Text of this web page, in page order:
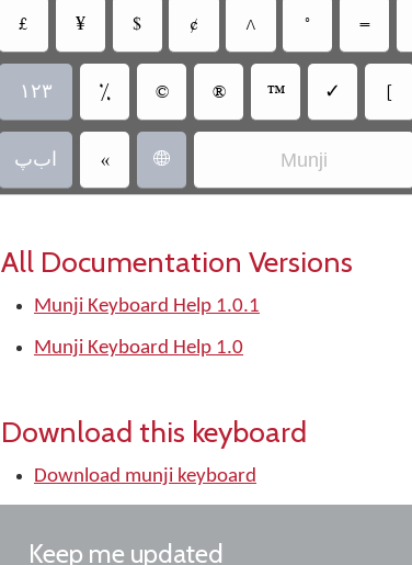
‏
‏¥ ‏ ‏ ‏ ‏ ‏
‏ ‏ ‏ ‏ ‏✓ ‏
‏اب‌پ ‏ ‏ Munji
All Documentation Versions
Munji Keyboard Help 1.0.1
Munji Keyboard Help 1.0
Download this keyboard
Download munji keyboard
Keep me updated